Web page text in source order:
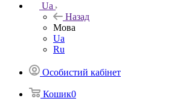
Ua
Назад
Мова
Ua
Ru
Особистий кабінет
Кошик0